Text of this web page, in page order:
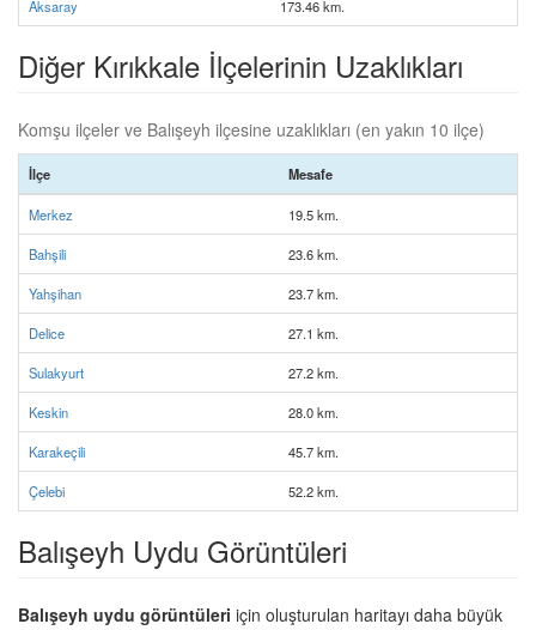
Aksaray 173.46 km.
Diğer Kırıkkale İlçelerinin Uzaklıkları
Komşu ilçeler ve Balışeyh ilçesine uzaklıkları (en yakın 10 ilçe)
İlçe Mesafe
Merkez 19.5 km.
Bahşili 23.6 km.
Yahşihan 23.7 km.
Delice 27.1 km.
Sulakyurt 27.2 km.
Keskin 28.0 km.
Karakeçili 45.7 km.
Çelebi 52.2 km.
Balışeyh Uydu Görüntüleri
Balışeyh uydu görüntüleri için oluşturulan haritayı daha büyük